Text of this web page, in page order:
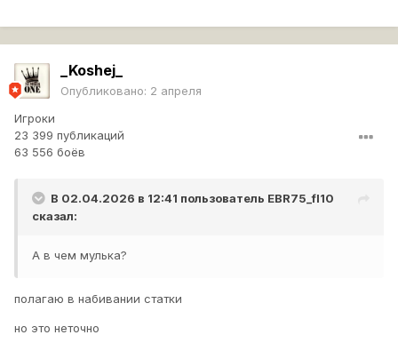
_Koshej_
Опубликовано: 2 апреля
Игроки
23 399 публикаций
63 556 боёв
В 02.04.2026 в 12:41 пользователь EBR75_fl10
сказал:
А в чем мулька?
полагаю в набивании статки
но это неточно